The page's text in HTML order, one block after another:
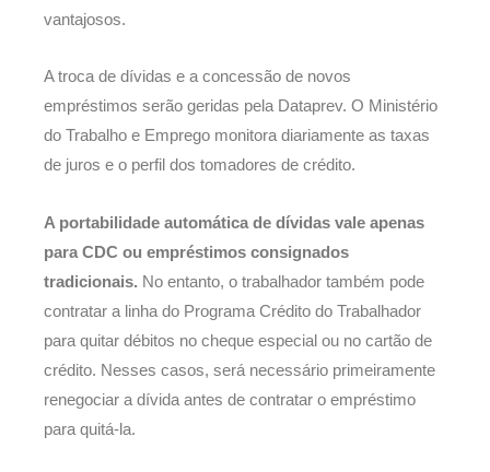
vantajosos.
A troca de dívidas e a concessão de novos
empréstimos serão geridas pela Dataprev. O Ministério
do Trabalho e Emprego monitora diariamente as taxas
de juros e o perfil dos tomadores de crédito.
A portabilidade automática de dívidas vale apenas
para CDC ou empréstimos consignados
tradicionais. No entanto, o trabalhador também pode
contratar a linha do Programa Crédito do Trabalhador
para quitar débitos no cheque especial ou no cartão de
crédito. Nesses casos, será necessário primeiramente
renegociar a dívida antes de contratar o empréstimo
para quitá-la.